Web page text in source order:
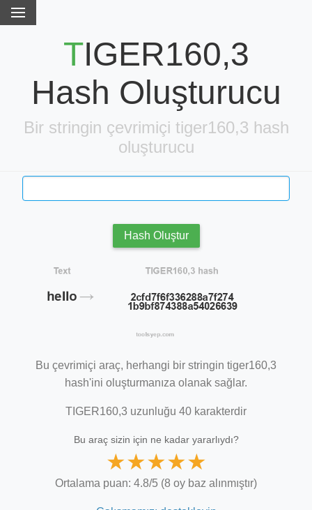
TIGER160,3
Hash Oluşturucu
Bir stringin çevrimiçi tiger160,3 hash
oluşturucu
Hash Oluştur
Bu çevrimiçi araç, herhangi bir stringin tiger160,3
hash'ini oluşturmanıza olanak sağlar.
TIGER160,3 uzunluğu 40 karakterdir
Bu araç sizin için ne kadar yararlıydı?
★★★★★
Ortalama puan: 4.8/5 (8 oy baz alınmıştır)